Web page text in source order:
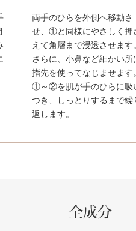
両手のひらを外側へ移動さ
せ、①と同様にやさしく押
えて角層まで浸透させます。
さらに、小鼻など細かい所
指先を使ってなじませます。
①～②を肌が手のひらに吸
つき、しっとりするまで繰
返します。
全成分